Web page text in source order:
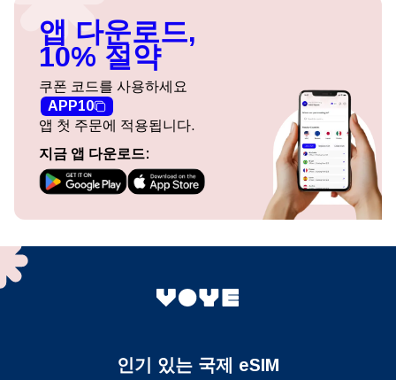
앱 다운로드,
10% 절약
쿠폰 코드를 사용하세요
APP10
앱 첫 주문에 적용됩니다.
지금 앱 다운로드:
인기 있는 국제 eSIM